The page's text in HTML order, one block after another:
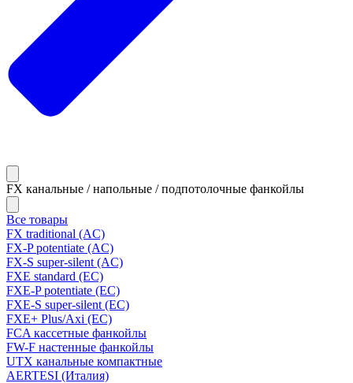
FX канальные / напольные / подпотолочные фанкойлы
Все товары
FX traditional (AC)
FX-P potentiate (AC)
FX-S super-silent (AC)
FXE standard (EC)
FXE-P potentiate (EC)
FXE-S super-silent (EC)
FXE+ Plus/Axi (EC)
FCA кассетные фанкойлы
FW-F настенные фанкойлы
UTX канальные компактные
AERTESI (Италия)